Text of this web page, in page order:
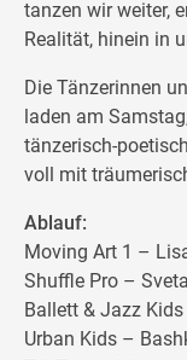
tanzen wir weiter,
Realität, hinein in
Die Tänzerinnen
laden am
tänzerisch-
voll mit
Ablauf:
Moving Art 1 –
Shuffle Pro – Sveta
Ballett & Jazz
Urban Kids –